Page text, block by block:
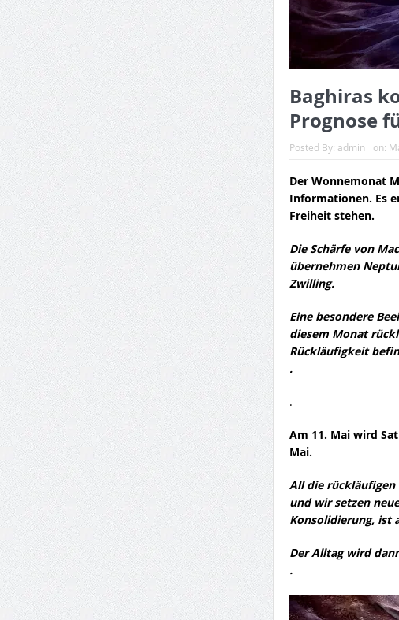
Baghiras
Prognose
Posted By: admin on:
Der Wonnemonat
Informationen. Es
Freiheit stehen.
Die Schärfe von
übernehmen
Zwilling.
Eine besondere
diesem Monat
Rückläufigkeit
.
.
Am 11. Mai wird
Mai.
All die rückläufigen
und wir setzen
Konsolidierung, ist
Der Alltag wird
.